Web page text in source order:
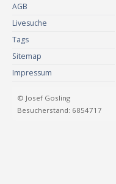
AGB
Livesuche
Tags
Sitemap
Impressum
© Josef Gosling
Besucherstand: 6854717